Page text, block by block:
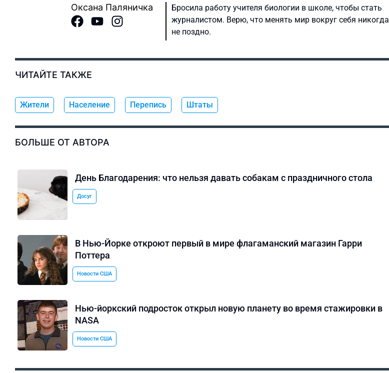
Оксана Паляничка
Бросила работу учителя биологии в школе, чтобы стать
журналистом. Верю, что менять мир вокруг себя никогда
не поздно.
ЧИТАЙТЕ ТАКЖЕ
Жители Население Перепись Штаты
БОЛЬШЕ ОТ АВТОРА
День Благодарения: что нельзя давать собакам с праздничного стола
Досуг
В Нью-Йорке откроют первый в мире флагаманский магазин Гарри
Поттера
Новости США
Нью-йоркский подросток открыл новую планету во время стажировки в
NASA
Новости США